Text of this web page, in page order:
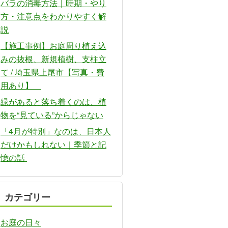
バラの消毒方法｜時期・やり
方・注意点をわかりやすく解
説
【施工事例】お庭周り植え込
みの抜根、新規植樹、支柱立
て / 埼玉県上尾市【写真・費
用あり】
緑があると落ち着くのは、植
物を“見ている”からじゃない
「4月が特別」なのは、日本人
だけかもしれない｜季節と記
憶の話
カテゴリー
お庭の日々